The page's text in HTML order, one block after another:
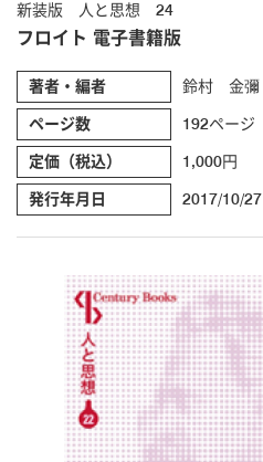
新装版 人と思想 24
フロイト 電子書籍版
著者・編者 鈴村 金彌
ページ数 192ページ
定価（税込） 1,000円
発行年月日 2017/10/27